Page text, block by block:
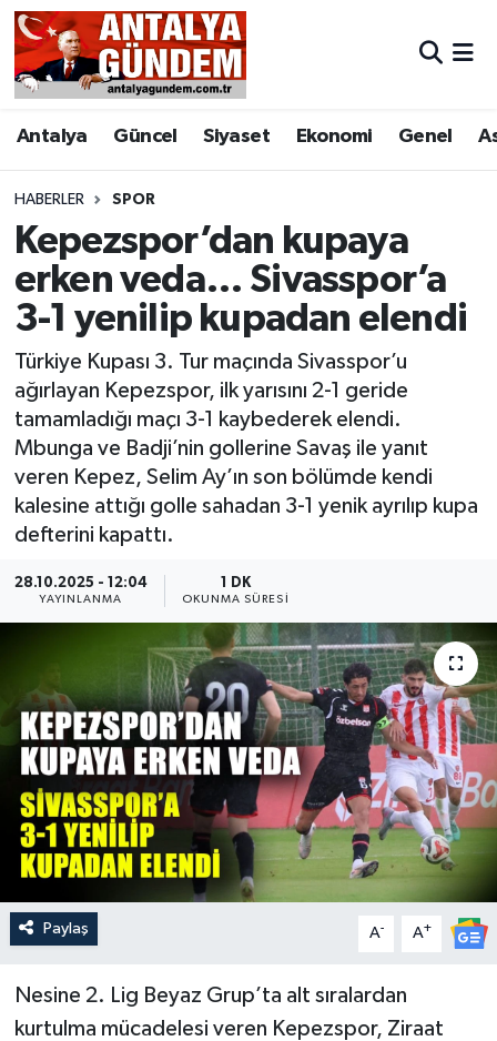
Antalya Güncel Siyaset Ekonomi Genel
HABERLER SPOR
Kepezspor’dan kupaya
erken veda… Sivasspor’a
3-1 yenilip kupadan elendi
Türkiye Kupası 3. Tur maçında Sivasspor’u
ağırlayan Kepezspor, ilk yarısını 2-1 geride
tamamladığı maçı 3-1 kaybederek elendi.
Mbunga ve Badji’nin gollerine Savaş ile yanıt
veren Kepez, Selim Ay’ın son bölümde kendi
kalesine attığı golle sahadan 3-1 yenik ayrılıp kupa
defterini kapattı.
28.10.2025 - 12:04
YAYINLANMA
1 DK
OKUNMA SÜRESI
Paylaş A- A+
Nesine 2. Lig Beyaz Grup’ta alt sıralardan
kurtulma mücadelesi veren Kepezspor, Ziraat
Antalya
Asayiş
Bilim & Teknoloji
Bölge
EĞİTİM
Ekonomi
Genel
Görüntülü Haber
Güncel
Kültür & Sanat
Resmi İlan
Sağlık & Yaşam
Siyaset
Spor
Antalya Nöbetçi Eczaneler
Antalya Hava Durumu
Antalya Namaz Vakitleri
Antalya Trafik Yoğunluk Haritası
Süper Lig Puan Durumu ve Fikstür
Tüm Manşetler
Son Dakika Haberleri
Haber Arşivi